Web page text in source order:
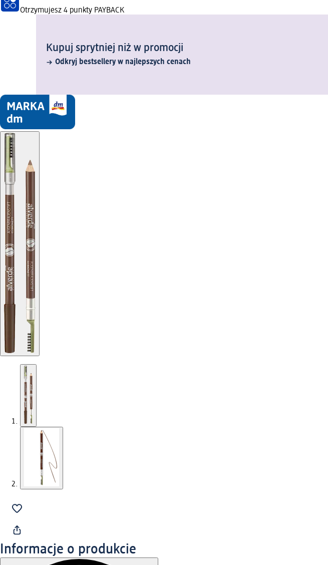
Otrzymujesz 4 punkty PAYBACK
Kupuj sprytniej niż w promocji
Odkryj bestsellery w najlepszych cenach
Informacje o produkcie